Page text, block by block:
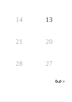
13
14
20
21
27
28
« مه